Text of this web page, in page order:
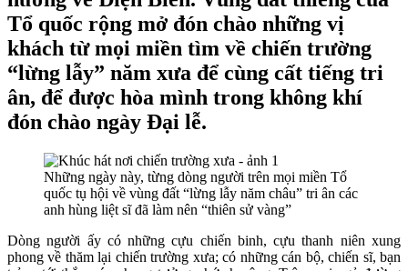
Tổ quốc rộng mở đón chào những vị
khách từ mọi miền tìm về chiến trường
“lừng lẫy” năm xưa để cùng cất tiếng tri
ân, để được hòa mình trong không khí
đón chào ngày Đại lễ.
Những ngày này, từng dòng người trên mọi miền Tổ
quốc tụ hội về vùng đất “lừng lẫy năm châu” tri ân các
anh hùng liệt sĩ đã làm nên “thiên sử vàng”
Dòng người ấy có những cựu chiến binh, cựu thanh niên xung
phong về thăm lại chiến trường xưa; có những cán bộ, chiến sĩ, bạn